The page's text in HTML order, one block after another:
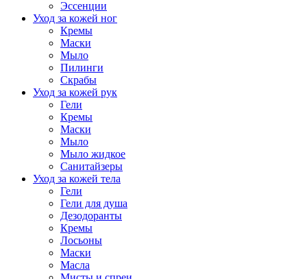
Эссенции
Уход за кожей ног
Кремы
Маски
Мыло
Пилинги
Скрабы
Уход за кожей рук
Гели
Кремы
Маски
Мыло
Мыло жидкое
Санитайзеры
Уход за кожей тела
Гели
Гели для душа
Дезодоранты
Кремы
Лосьоны
Маски
Масла